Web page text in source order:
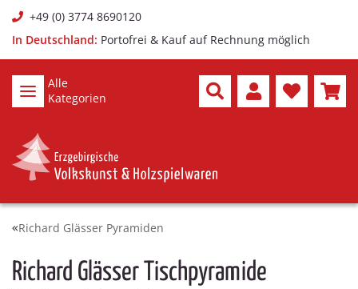
+49 (0) 3774 8690120
In Deutschland: Portofrei & Kauf auf Rechnung möglich
Alle
Kategorien
Richard Glässer Pyramiden
Richard Glässer Tischpyramide